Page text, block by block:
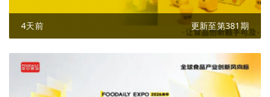
4天前 更新至第381期